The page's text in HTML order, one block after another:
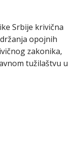
Srbije krivična
opojnih
zakonika,
tužilaštvu u